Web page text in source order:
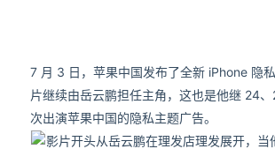
7 月 3 日，苹果中国发布了全新 iPhone 隐
片继续由岳云鹏担任主角，这也是他继 24
次出演苹果中国的隐私主题广告。
影片开头从岳云鹏在理发店理发展开，当